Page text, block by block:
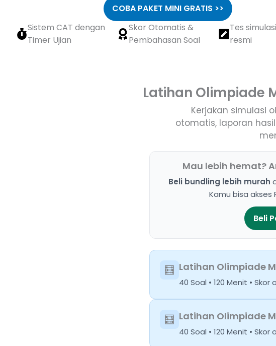
COBA PAKET MINI GRATIS >>
Sistem CAT dengan
Timer Ujian
Skor Otomatis &
Pembahasan Soal
Tes
resmi
Latihan Olimpiade
Kerjakan simulasi
otomatis, laporan
Mau lebih hemat?
Beli bundling lebih murah
Kamu bisa
Beli
🧮 Latihan Olimpiade
40 Soal • 120 Menit •
🧮 Latihan Olimpiade
40 Soal • 120 Menit •